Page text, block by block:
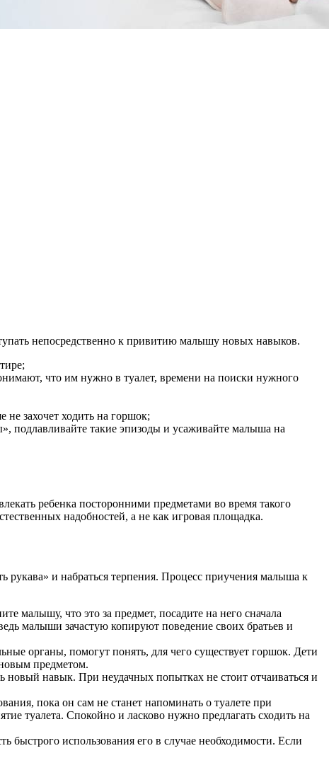
непосредственно к привитию малышу новых навыков.
что им нужно в туалет, времени на поиски нужного
не захочет ходить на горшок;
подлавливайте такие эпизоды и усаживайте малыша на
ребенка посторонними предметами во время такого
надобностей, а не как игровая площадка.
рукава» и набраться терпения. Процесс приучения малыша к
малышу, что это за предмет, посадите на него сначала
малыши зачастую копируют поведение своих братьев и
органы, помогут понять, для чего существует горшок. Дети
предметом.
навык. При неудачных попытках не стоит отчаиваться и
пока он сам не станет напоминать о туалете при
туалета. Спокойно и ласково нужно предлагать сходить на
использования его в случае необходимости. Если